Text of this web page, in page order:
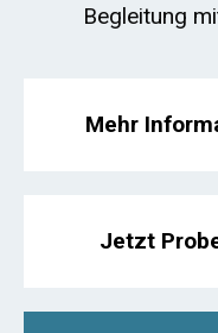
Begleitung
Mehr
Jetzt